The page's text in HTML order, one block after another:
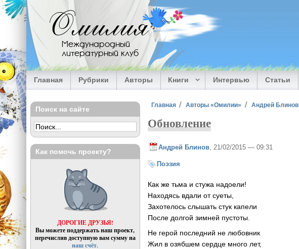
Перейти к основному содержанию
Омилия
Международный
литературный клуб
Главная Рубрики Авторы Книги Интервью Статьи
Вы здесь
Главная Авторы «Омилии» Андрей Блинов
Обновление
Андрей Блинов , 21/02/2015 — 09:31
Поэзия
Как же тьма и стужа надоели!
Находясь вдали от суеты,
Захотелось слышать стук капели
После долгой зимней пустоты.
Не герой последний не любовник
Жил в озябшем сердце много лет,
Поиск на сайте
Как помочь проекту?
ДОРОГИЕ ДРУЗЬЯ!
Вы можете поддержать наш проект,
перечислив доступную вам сумму на
наш счёт.